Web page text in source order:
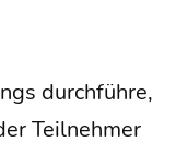
durch­füh­re,
Teil­neh­mer